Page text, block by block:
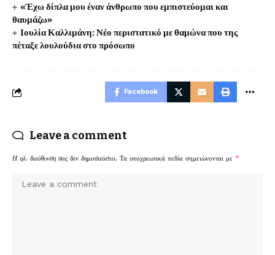
«Έχω δίπλα μου έναν άνθρωπο που εμπιστεύομαι και
θαυμάζω»
Ιουλία Καλλιμάνη: Νέο περιστατικό με θαμώνα που της
πέταξε λουλούδια στο πρόσωπο
Facebook
Leave a comment
Η ηλ. διεύθυνση σας δεν δημοσιεύεται. Τα υποχρεωτικά πεδία σημειώνονται με *